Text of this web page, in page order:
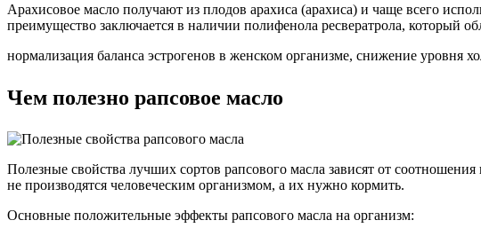
Арахисовое масло получают из плодов арахиса (арахиса) и чаще всего
преимущество заключается в наличии полифенола ресвератрола, который
нормализация баланса эстрогенов в женском организме, снижение уровня
Чем полезно рапсовое масло
Полезные свойства лучших сортов рапсового масла зависят от
не производятся человеческим организмом, а их нужно кормить.
Основные положительные эффекты рапсового масла на организм: